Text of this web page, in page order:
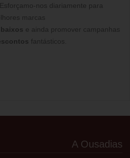
nos diariamente para
marcas
baixos e ainda promover campanhas
fantásticos.
A Ousadias